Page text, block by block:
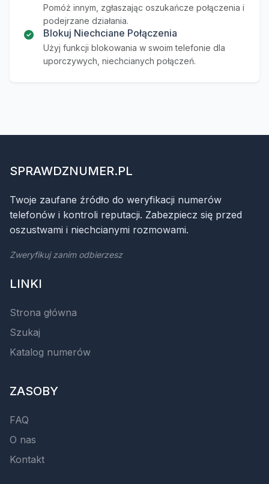
Pomóż innym, zgłaszając oszukańcze połączenia i
podejrzane działania.
Blokuj Niechciane Połączenia
Użyj funkcji blokowania w swoim telefonie dla
uporczywych, niechcianych połączeń.
SPRAWDZNUMER.PL
Twoje zaufane źródło do weryfikacji numerów
telefonów i kontroli reputacji. Zabezpiecz się przed
oszustwami i niechcianymi rozmowami.
Zweryfikuj zanim odbierzesz
LINKI
Strona główna
Szukaj
Katalog numerów
ZASOBY
FAQ
O nas
Kontakt